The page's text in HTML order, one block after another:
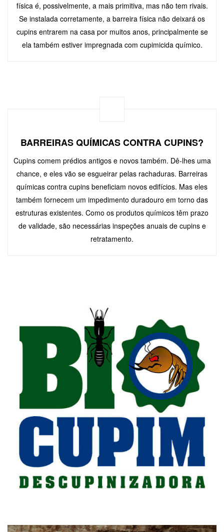
física é, possivelmente, a mais primitiva, mas não tem rivais.
Se instalada corretamente, a barreira física não deixará os
cupins entrarem na casa por muitos anos, principalmente se
ela também estiver impregnada com cupimicida químico.
BARREIRAS QUÍMICAS CONTRA CUPINS?
Cupins comem prédios antigos e novos também. Dê-lhes uma
chance, e eles vão se esgueirar pelas rachaduras. Barreiras
químicas contra cupins beneficiam novos edifícios. Mas eles
também fornecem um impedimento duradouro em torno das
estruturas existentes. Como os produtos químicos têm prazo
de validade, são necessárias inspeções anuais de cupins e
retratamento.